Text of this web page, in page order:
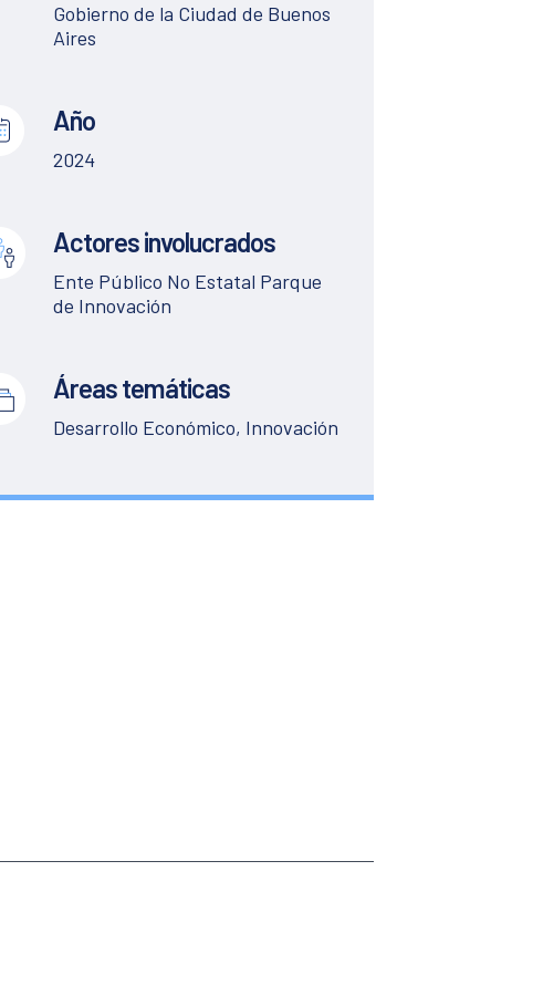
Gobierno de la Ciudad de Buenos
Aires
Año
2024
Actores involucrados
Ente Público No Estatal Parque
de Innovación
Áreas temáticas
Desarrollo Económico, Innovación